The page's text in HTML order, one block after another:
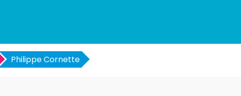
Philippe Cornette